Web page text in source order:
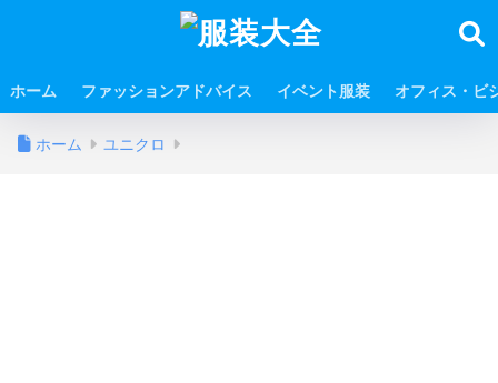
ホーム ファッションアドバイス イベント服装 オフィス・ビ
ホーム ユニクロ